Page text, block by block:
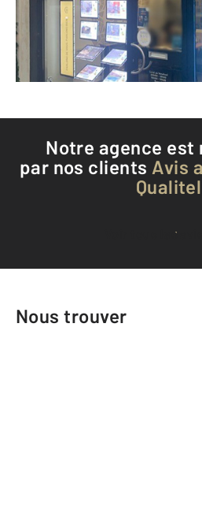
Envoyer un
Téléphoner
Notre agence
par nos clients Avis
Voir tous les
Nous trouver